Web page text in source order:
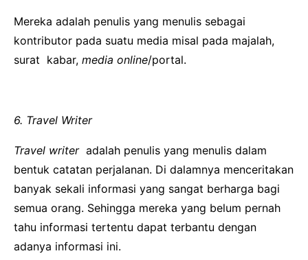
Mereka adalah penulis yang menulis sebagai
kontributor pada suatu media misal pada majalah,
surat kabar, media online/portal.
6. Travel Writer
Travel writer adalah penulis yang menulis dalam
bentuk catatan perjalanan. Di dalamnya menceritakan
banyak sekali informasi yang sangat berharga bagi
semua orang. Sehingga mereka yang belum pernah
tahu informasi tertentu dapat terbantu dengan
adanya informasi ini.